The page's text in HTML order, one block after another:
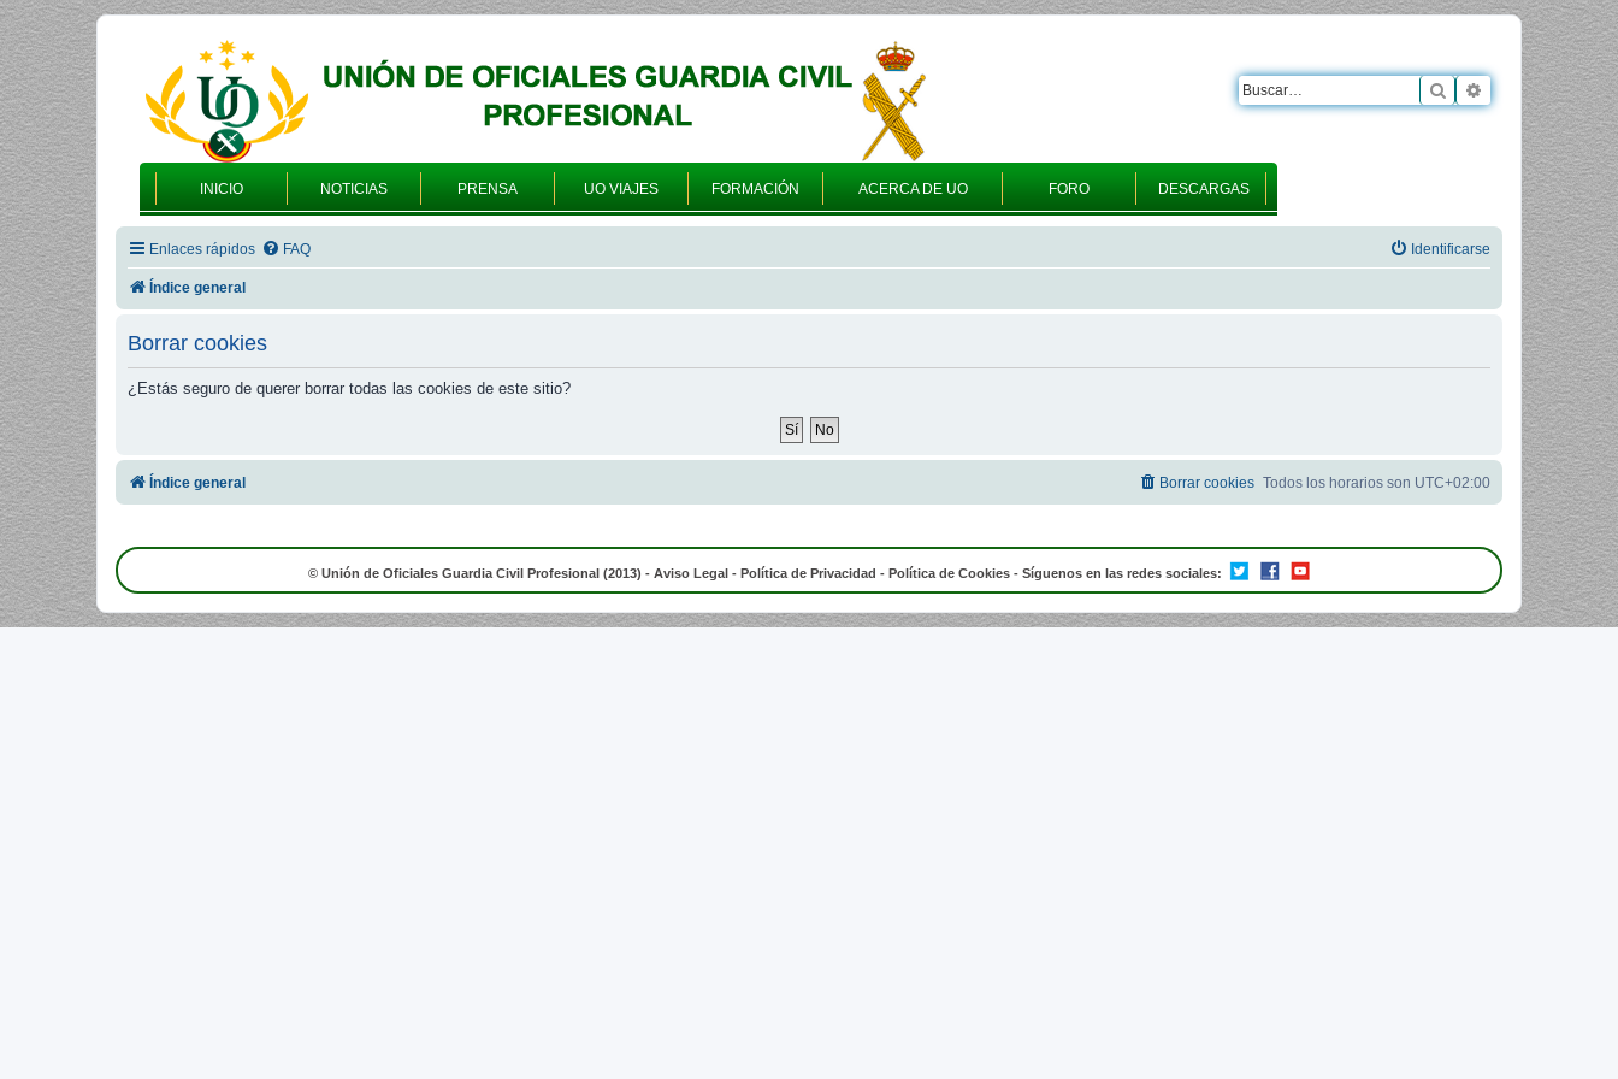
INICIO NOTICIAS PRENSA UO VIAJES FORMACIÓN ACERCA DE UO FORO DESCARGAS
Buscar Búsqueda
Enlaces rápidos FAQ Identificarse
Índice general
Borrar cookies
¿Estás seguro de querer borrar todas las cookies de este sitio?
Índice general Todos los horarios son UTC+02:00
Borrar cookies
© Unión de Oficiales Guardia Civil Profesional (2013) - Aviso Legal - Política de Privacidad - Política de Cookies - Síguenos en las redes sociales: